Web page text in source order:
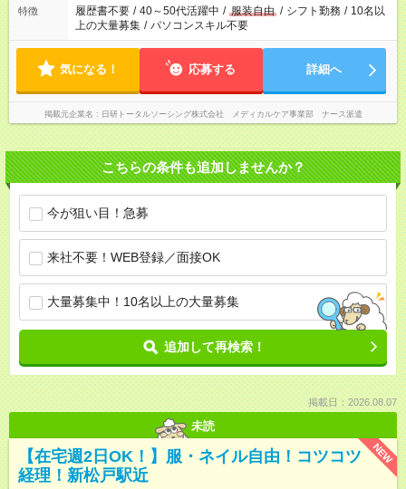
ません
特徴 履歴書不要 / 40～50代活躍中 / 服装自由 / シフト勤務 / 10名以
上の大量募集 / パソコンスキル不要
気になる！ 応募する 詳細へ
掲載元企業名 日研トータルソーシング株式会社 メディカルケア事業部 ナース派遣
こちらの条件も追加しませんか？
今が狙い目！急募
来社不要！WEB登録／面接OK
大量募集中！10名以上の大量募集
追加して再検索！
掲載日：2026.08.07
未読
NEW
【在宅週2日OK！】服・ネイル自由！コツコツ
経理！新松戸駅近